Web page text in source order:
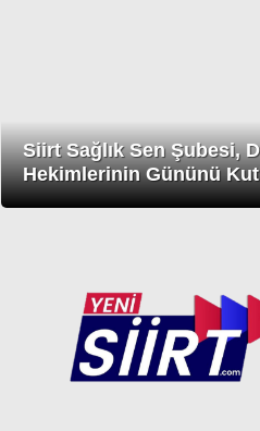
Siirt Sağlık Sen Şubesi,
Hekimlerinin Gününü